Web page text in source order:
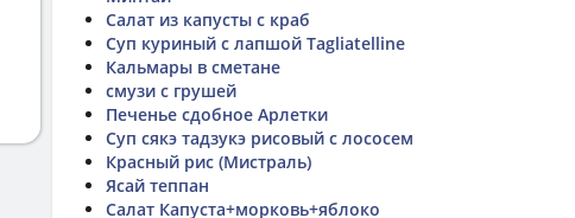
Салат из капусты с краб
Суп куриный с лапшой Tagliatelline
Кальмары в сметане
смузи с грушей
Печенье сдобное Арлетки
Суп сякэ тадзукэ рисовый с лососем
Красный рис (Мистраль)
Ясай теппан
Салат Капуста+морковь+яблоко